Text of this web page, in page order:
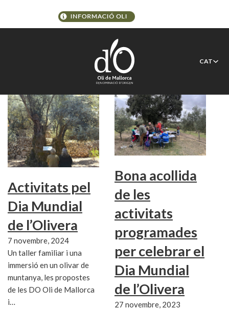
CAT
UNESCO
Activitats pel
Dia Mundial
de l’Olivera
7 novembre, 2024
Un taller familiar i una
immersió en un olivar de
muntanya, les propostes
de les DO Oli de Mallorca
i…
Bona acollida
de les
activitats
programades
per celebrar el
Dia Mundial
de l’Olivera
27 novembre, 2023